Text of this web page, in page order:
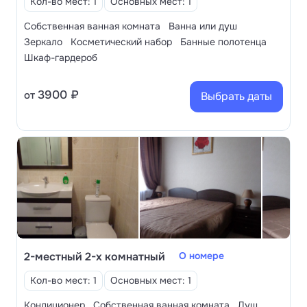
различные виды массажа, а также лечение
минеральной водой «Красноглинская» – на
территории здравницы расположен собственный
бювет с минеральными источниками.
Собственная ванная комната
Ванна или душ
Зеркало
Косметический набор
Банные полотенца
Шкаф-гардероб
от 3900 ₽ Выбрать даты
2-местный 2-х комнатный
О номере
Кол-во мест: 1
Основных мест: 1